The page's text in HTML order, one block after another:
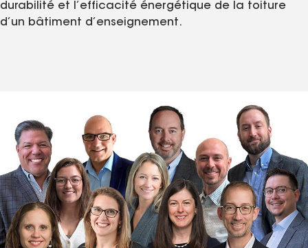
durabilité et l’efficacité énergétique de la toiture
d’un bâtiment d’enseignement.